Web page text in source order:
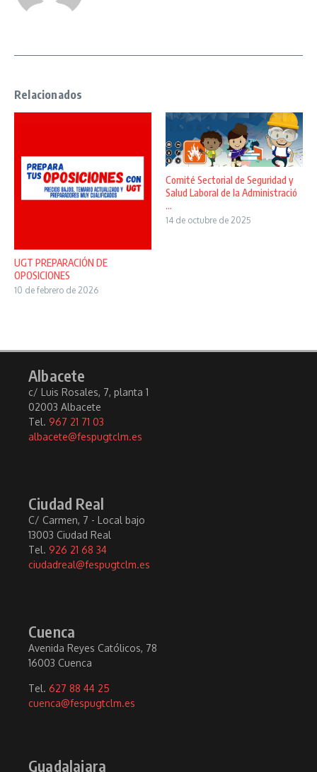
Relacionados
UGT PREPARACIÓN DE
OPOSICIONES
10 de febrero de 2026
Comité Sectorial de Seguridad y
Salud Laboral de la Administració
...
14 de octubre de 2025
Albacete
c/ Luis Rosales, 7, planta 1
02003 Albacete
Tel. 967 21 71 03
albacete@fespugtclm.es
Ciudad Real
C/ Carmen, 7 - Local bajo
13003 Ciudad Real
Tel. 926 21 68 34
ciudadreal@fespugtclm.es
Cuenca
Avenida Reyes Católicos, 78
16003 Cuenca
Tel. 627 88 44 25
cuenca@fespugtclm.es
Guadalajara